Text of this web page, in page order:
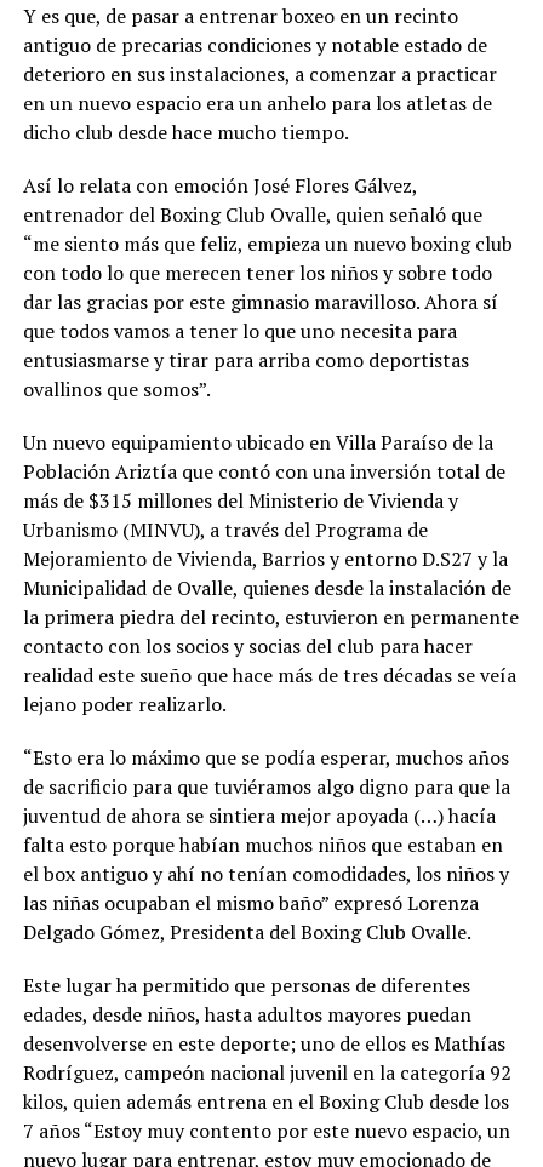
Y es que, de pasar a entrenar boxeo en un recinto
antiguo de precarias condiciones y notable estado de
deterioro en sus instalaciones, a comenzar a practicar
en un nuevo espacio era un anhelo para los atletas de
dicho club desde hace mucho tiempo.
Así lo relata con emoción José Flores Gálvez,
entrenador del Boxing Club Ovalle, quien señaló que
“me siento más que feliz, empieza un nuevo boxing club
con todo lo que merecen tener los niños y sobre todo
dar las gracias por este gimnasio maravilloso. Ahora sí
que todos vamos a tener lo que uno necesita para
entusiasmarse y tirar para arriba como deportistas
ovallinos que somos”.
Un nuevo equipamiento ubicado en Villa Paraíso de la
Población Ariztía que contó con una inversión total de
más de $315 millones del Ministerio de Vivienda y
Urbanismo (MINVU), a través del Programa de
Mejoramiento de Vivienda, Barrios y entorno D.S27 y la
Municipalidad de Ovalle, quienes desde la instalación de
la primera piedra del recinto, estuvieron en permanente
contacto con los socios y socias del club para hacer
realidad este sueño que hace más de tres décadas se veía
lejano poder realizarlo.
“Esto era lo máximo que se podía esperar, muchos años
de sacrificio para que tuviéramos algo digno para que la
juventud de ahora se sintiera mejor apoyada (…) hacía
falta esto porque habían muchos niños que estaban en
el box antiguo y ahí no tenían comodidades, los niños y
las niñas ocupaban el mismo baño” expresó Lorenza
Delgado Gómez, Presidenta del Boxing Club Ovalle.
Este lugar ha permitido que personas de diferentes
edades, desde niños, hasta adultos mayores puedan
desenvolverse en este deporte; uno de ellos es Mathías
Rodríguez, campeón nacional juvenil en la categoría 92
kilos, quien además entrena en el Boxing Club desde los
7 años “Estoy muy contento por este nuevo espacio, un
nuevo lugar para entrenar, estoy muy emocionado de